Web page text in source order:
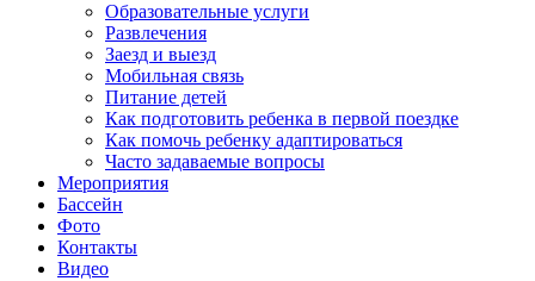
Образовательные услуги
Развлечения
Заезд и выезд
Мобильная связь
Питание детей
Как подготовить ребенка в первой поездке
Как помочь ребенку адаптироваться
Часто задаваемые вопросы
Мероприятия
Бассейн
Фото
Контакты
Видео